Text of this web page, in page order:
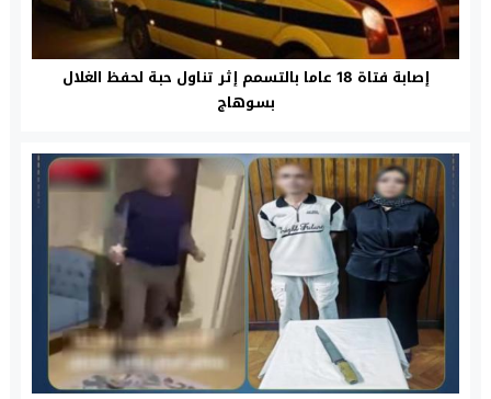
إصابة فتاة 18 عاما بالتسمم إثر تناول حبة لحفظ الغلال
بسوهاج